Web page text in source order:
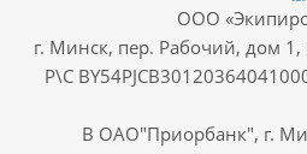
ООО
г. Минск, пер. Рабочий, дом
Р\С
В ОАО"Приорбанк", г.